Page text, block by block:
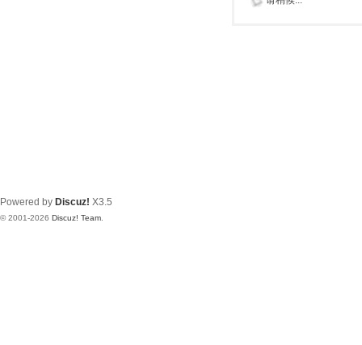
Powered by Discuz! X3.5
© 2001-2026 Discuz! Team